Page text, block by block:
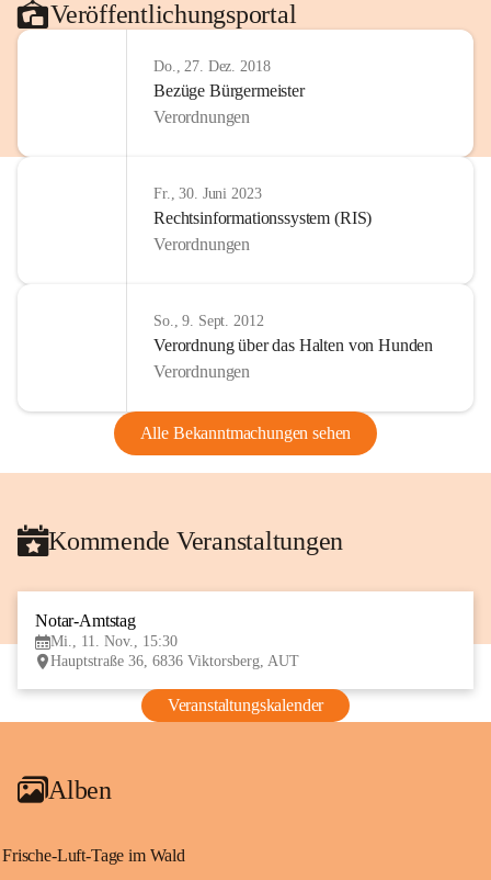
Veröffentlichungsportal
Do., 27. Dez. 2018
Bezüge Bürgermeister
Verordnungen
Fr., 30. Juni 2023
Rechtsinformationssystem (RIS)
Verordnungen
So., 9. Sept. 2012
Verordnung über das Halten von Hunden
Verordnungen
Alle Bekanntmachungen sehen
Kommende Veranstaltungen
Notar-Amtstag
Mi., 11. Nov., 15:30
Hauptstraße 36, 6836 Viktorsberg, AUT
Veranstaltungskalender
Alben
Frische-Luft-Tage im Wald